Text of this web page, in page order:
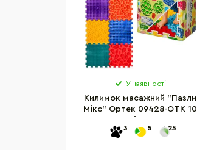
У наявності
Килимок масажний "Пазли
Мікс" Ортек 09428-OTK 10
3 5 25